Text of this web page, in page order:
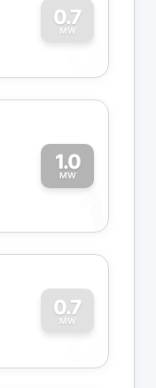
0.7
MW
0
1.0
MW
1
0.7
MW
0